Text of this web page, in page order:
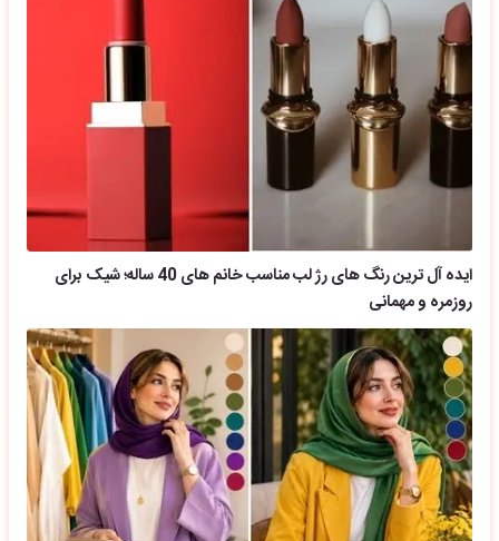
ایده آل ترین رنگ های رژ لب مناسب خانم های 40 ساله؛ شیک برای
روزمره و مهمانی